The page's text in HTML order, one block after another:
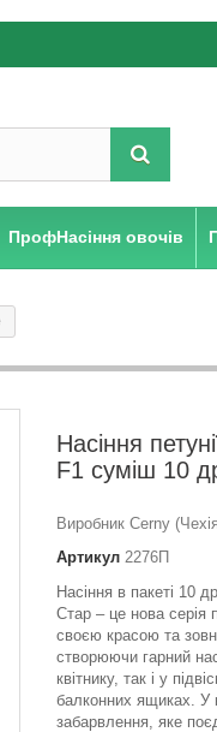
ПрофНасіння овочів
Насіння
F1 суміш 10
Виробник Cerny
Артикул 2276П
Насіння в пакеті 10
Стар – це нова серія
своєю красою та
створюючи гарний
квітнику, так і у
балконних ящиках. У
забарвлення, яке